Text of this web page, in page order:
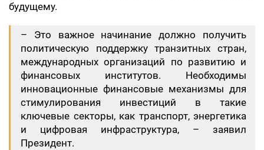
будущему.
– Это важное начинание должно получить
политическую поддержку транзитных стран,
международных организаций по развитию и
финансовых институтов. Необходимы
инновационные финансовые механизмы для
стимулирования инвестиций в такие
ключевые секторы, как транспорт, энергетика
и цифровая инфраструктура, – заявил
Президент.